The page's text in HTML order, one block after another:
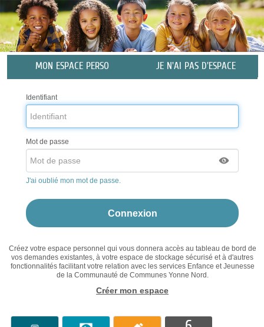
MON ESPACE PERSO JE N'AI PAS D'ESPACE
Identifiant
Mot de passe
J'ai oublié mon mot de passe.
Créez votre espace personnel qui vous donnera accès au tableau de bord de
vos demandes existantes, à votre espace de stockage sécurisé et à d'autres
fonctionnalités facilitant votre relation avec les services Enfance et Jeunesse
de la Communauté de Communes Yonne Nord.
Créer mon espace